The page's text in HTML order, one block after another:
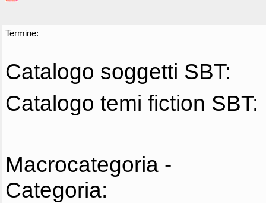
Termine:
Catalogo soggetti SBT:
Catalogo temi fiction SBT:
Macrocategoria -
Categoria: